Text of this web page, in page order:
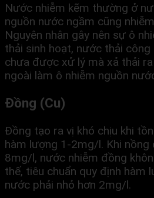
Nước nhiễm kẽm thường ở
nguồn nước ngầm cũng
Nguyên nhân gây nên sự ô
thải sinh hoạt, nước thải công
chưa được xử lý mà xả thải
ngoài làm ô nhiễm nguồn
Đồng (Cu)
Đồng tạo ra vị khó chịu khi
hàm lượng 1-2mg/l. Khi
8mg/l, nước nhiễm đồng
thế, tiêu chuẩn quy định hàm
nước phải nhỏ hơn 2mg/l.